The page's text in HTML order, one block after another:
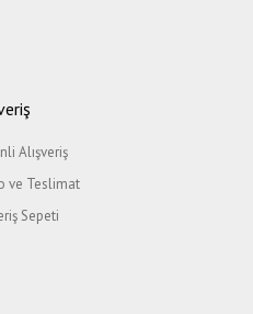
Alışveriş
ve Teslimat
Sepeti